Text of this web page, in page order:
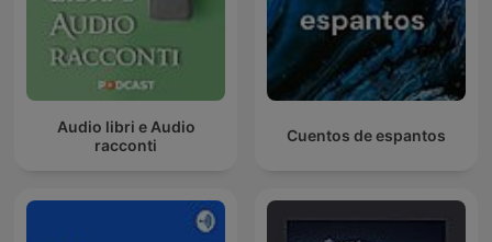
Audio libri e Audio
racconti
Cuentos de espantos